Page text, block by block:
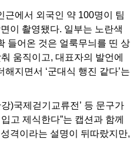
근에서 외국인 약 100명이 팀
이 촬영됐다. 일부는 노란색
들어온 것은 얼룩무늬를 띤 상
움직이고, 대표자의 발언에
지면서 ‘군대식 행진 같다’는
)국제걷기교류전’ 등 문구가
고 제식한다”는 캡션과 함께
격이라는 설명이 뒤따랐지만,